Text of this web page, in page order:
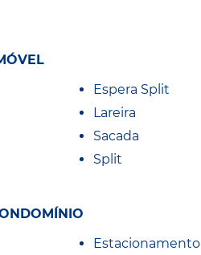
Espera Split
Lareira
Sacada
Split
Estacionamento